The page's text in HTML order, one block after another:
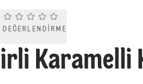
Current rating 0.0. Click to rate.
DEĞERLENDIRME
Karamelli